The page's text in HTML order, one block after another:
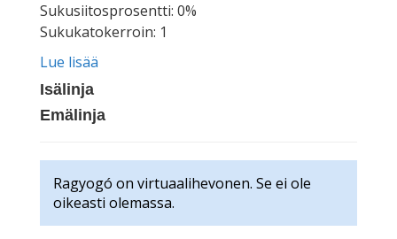
Sukusiitosprosentti: 0%
Sukukatokerroin: 1
Lue lisää
Isälinja
Emälinja
Ragyogó on virtuaalihevonen. Se ei ole
oikeasti olemassa.